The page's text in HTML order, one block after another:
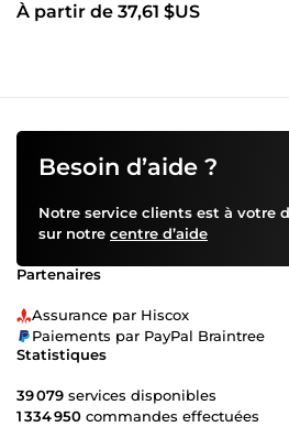
À partir de 37,61 $US
Besoin d’aide ?
Notre service clients est à votre
sur notre centre d’aide
Partenaires
Assurance par Hiscox
Paiements par PayPal Braintree
Statistiques
39 079 services disponibles
1 334 950 commandes effectuées